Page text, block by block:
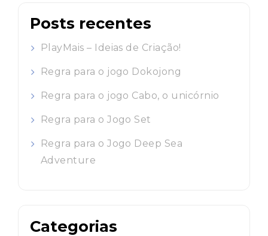
Posts recentes
PlayMais – Ideias de Criação!
Regra para o jogo Dokojong
Regra para o jogo Cabo, o unicórnio
Regra para o Jogo Set
Regra para o Jogo Deep Sea
Adventure
Categorias